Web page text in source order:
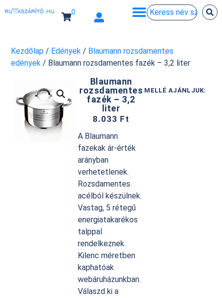
0
Kezdőlap / Edények / Blaumann rozsdamentes
edények / Blaumann rozsdamentes fazék – 3,2 liter
Blaumann
rozsdamentes
fazék – 3,2
liter
8.033 Ft
A Blaumann
fazekak ár-érték
arányban
verhetetlenek.
Rozsdamentes
acélból készülnek.
Vastag, 5 rétegű
energiatakarékos
talppal
rendelkeznek.
Kilenc méretben
kaphatóak
webáruházunkban.
Válaszd ki a
MELLÉ AJÁNLJUK: